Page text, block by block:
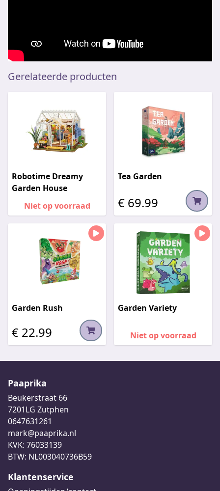
Gerelateerde producten
Robotime Dreamy
Garden House
Niet op voorraad
Tea Garden
€ 69.99
Garden Rush
€ 22.99
Garden Variety
Niet op voorraad
Paaprika
Beukerstraat 66
7201LG Zutphen
0647631261
mark@paaprika.nl
KVK: 76033139
BTW: NL003040736B59
Klantenservice